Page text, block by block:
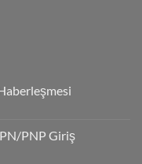
PNP Giriş